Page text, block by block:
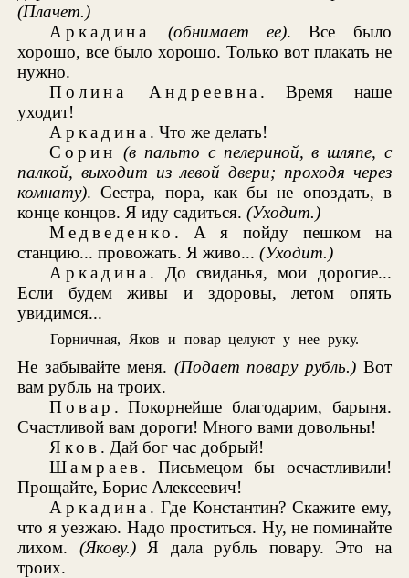
(Плачет.)
Аркадина
(обнимает ее). Все было
хорошо, все было хорошо. Только вот плакать не
нужно.
Полина Андреевна . Время наше
уходит!
Аркадина . Что же делать!
Сорин (в пальто с пелериной, в шляпе, с
палкой, выходит из левой двери; проходя через
комнату). Сестра, пора, как бы не опоздать, в
конце концов. Я иду садиться.(Уходит.)
Медведенко . А я пойду пешком на
станцию... провожать. Я живо...(Уходит.)
Аркадина . До свиданья, мои дорогие...
Если будем живы и здоровы, летом опять
увидимся...
Горничная, Яков и повар целуют у нее руку.
Не забывайте меня. (Подает повару рубль.) Вот
вам рубль на троих.
Повар . Покорнейше благодарим, барыня.
Счастливой вам дороги! Много вами довольны!
Яков . Дай бог час добрый!
Шамраев . Письмецом бы осчастливили!
Прощайте, Борис Алексеевич!
Аркадина . Где Константин? Скажите ему,
что я уезжаю. Надо проститься. Ну, не поминайте
лихом. (Якову.)Я дала рубль повару. Это на
троих.